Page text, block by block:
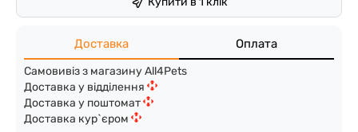
Доставка Оплата
Самовивіз з магазину All4Pets
Доставка у відділення
Доставка у поштомат
Доставка кур`єром